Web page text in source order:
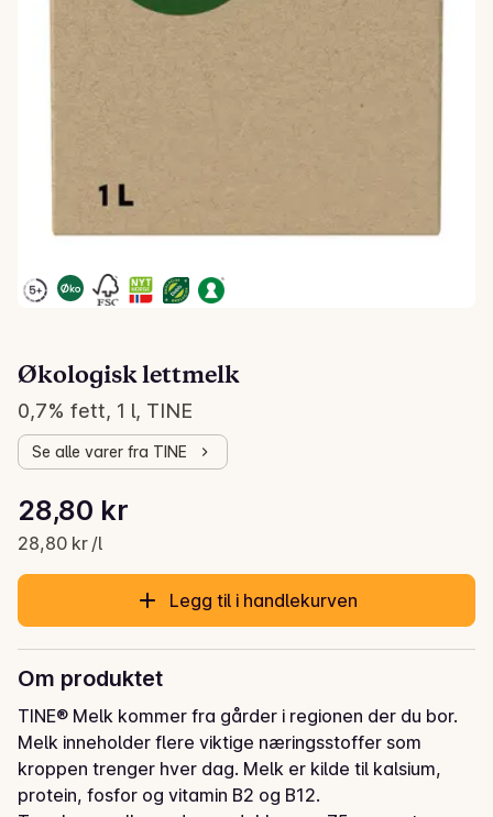
Økologisk lettmelk
0,7% fett, 1 l, TINE
Se alle varer fra TINE
Gjeldende pris er: 28,80 kr
28,80 kr
28,80 kr /l
Stykkpris: 28,80 kr /l
Legg til i handlekurven
Om produktet
TINE® Melk kommer fra gårder i regionen der du bor.
Melk inneholder flere viktige næringsstoffer som
kroppen trenger hver dag. Melk er kilde til kalsium,
protein, fosfor og vitamin B2 og B12.